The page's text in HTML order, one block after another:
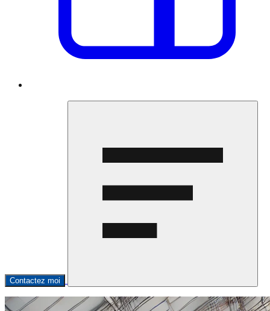
Contactez moi